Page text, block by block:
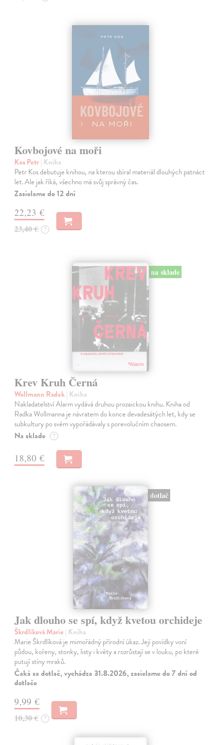
Kovbojové na moři
Kos Petr| Kniha
Petr Kos debutuje knihou, na kterou sbíral materiál dlouhých patnáct
let. Ale jak říká, všechno má svůj správný čas.
Zasielame do 12 dní
22,23 €
23,40 € ?
na sklade
Krev Kruh Černá
Wollmann Radek| Kniha
Nakladatelství Alarm vydává druhou prozaickou knihu. Kniha od
Radka Wollmanna je návratem do konce devadesátých let, kdy se
subkultury po svém vypořádávaly s porevolučním chaosem.
Na sklade ?
18,80 €
dotlač
Jak dlouho se spí, když kvetou orchideje
Škrdlíková Marie | Kniha
Marie Škrdlíková je mimořádný přírodní úkaz. Její povídky voní
půdou, kořeny, stonky, listy i květy a rozrůstají se v louku, po které
putují stíny mraků.
Čaká sa dotlač, vychádza 31.8.2026, zasielame do 7 dní od
dotlače
9,99 €
10,30 € ?